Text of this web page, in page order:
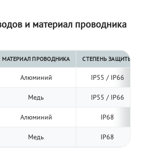
и материал проводника
МАТЕРИАЛ ПРОВОДНИКА СТЕПЕНЬ ЗАЩИТЫ
Алюминий IP55 / IP66
Медь IP55 / IP66
Алюминий IP68
Медь IP68